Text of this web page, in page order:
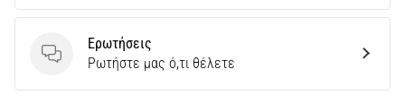
Ερωτήσεις
Ερωτήσεις
Ρωτήστε μας ό,τι θέλετε